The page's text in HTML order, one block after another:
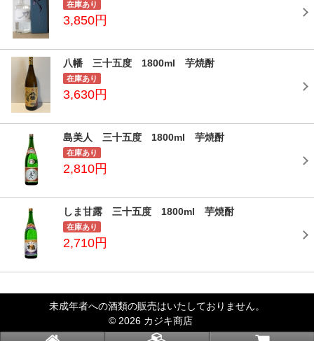
在庫あり
3,850円
八幡 三十五度 1800ml 芋焼酎
在庫あり
3,630円
島美人 三十五度 1800ml 芋焼酎
在庫あり
2,810円
しま甘露 三十五度 1800ml 芋焼酎
在庫あり
2,710円
未成年者への酒類の販売はいたしておりません。
© 2026 カジキ商店